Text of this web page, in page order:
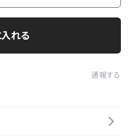
れる
通報する